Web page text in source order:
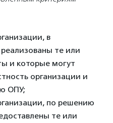
в
те или
и которые могут
организации и
ОПУ;
по решению
те или